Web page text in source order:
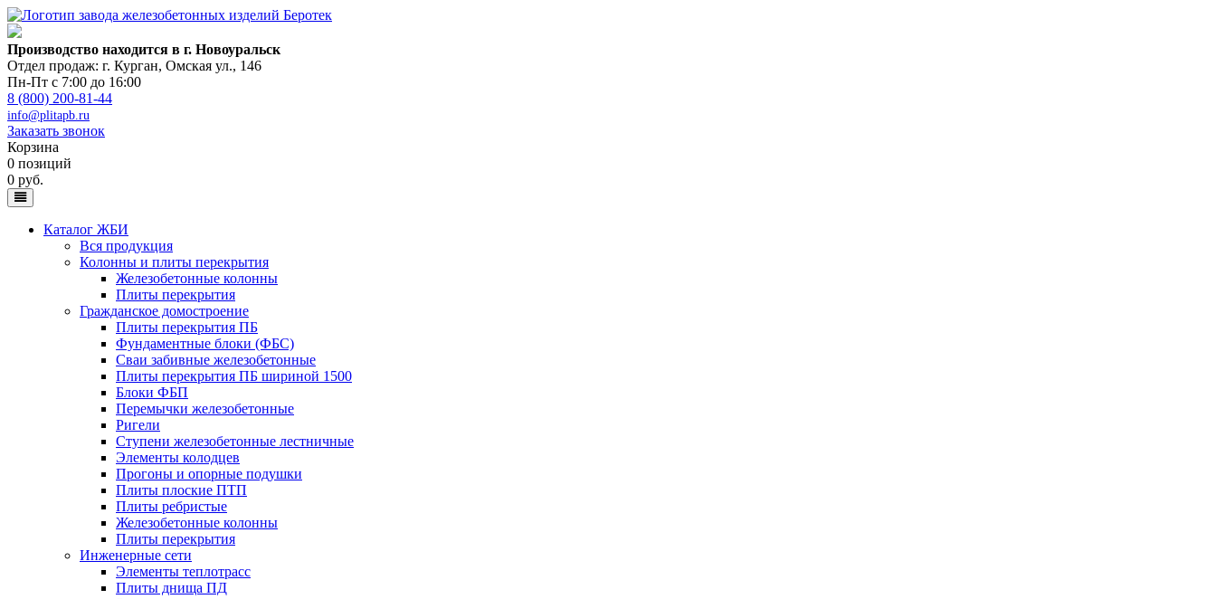
Производство находится в г. Новоуральск
Отдел продаж: г. Курган, Омская ул., 146
Пн-Пт с 7:00 до 16:00
8 (800) 200-81-44
info@plitapb.ru
Заказать звонок
Корзина
0 позиций
0 руб.
Каталог ЖБИ
Вся продукция
Колонны и плиты перекрытия
Железобетонные колонны
Плиты перекрытия
Гражданское домостроение
Плиты перекрытия ПБ
Фундаментные блоки (ФБС)
Сваи забивные железобетонные
Плиты перекрытия ПБ шириной 1500
Блоки ФБП
Перемычки железобетонные
Ригели
Ступени железобетонные лестничные
Элементы колодцев
Прогоны и опорные подушки
Плиты плоские ПТП
Плиты ребристые
Железобетонные колонны
Плиты перекрытия
Инженерные сети
Элементы теплотрасс
Плиты днища ПД